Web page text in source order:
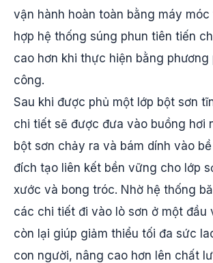
vận hành hoàn toàn bằng máy
hợp hệ thống súng phun tiên tiến
cao hơn khi thực hiện bằng phương
công.
Sau khi được phủ một lớp bột sơn
chi tiết sẽ được đưa vào buồng hơi
bột sơn chảy ra và bám dính vào
đích tạo liên kết bền vững cho lớp
xước và bong tróc. Nhờ hệ thống
các chi tiết đi vào lò sơn ở một đầu
còn lại giúp giảm thiểu tối đa sức
con người, nâng cao hơn lên chất